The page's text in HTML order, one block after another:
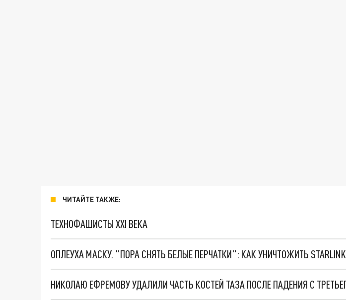
ЧИТАЙТЕ ТАКЖЕ:
ТЕХНОФАШИСТЫ XXI ВЕКА
ОПЛЕУХА МАСКУ. "ПОРА СНЯТЬ БЕЛЫЕ ПЕРЧАТКИ": КАК УНИЧТОЖИТЬ STARLINK